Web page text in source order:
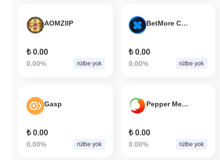
AOMZIIP
₺ 0.00
0.00% rütbe yok
BetMore Casino
₺ 0.00
0.00% rütbe yok
Gasp
₺ 0.00
0.00% rütbe yok
Pepper Meme
₺ 0.00
0.00% rütbe yok